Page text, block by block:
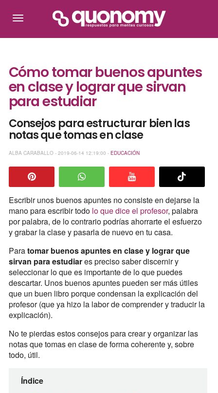
Cómo tomar buenos apuntes
en clase y lograr que sirvan
para estudiar
Consejos para estructurar bien las
notas que tomas en clase
ALBA CARABALLO - 2019-06-14 12:19:00 - EDUCACIÓN
Escribir unos buenos apuntes no consiste en dejarse la
mano para escribir todo lo que dice el profesor, palabra
por palabra, de lo contrario podrías ahorrarte el esfuerzo
y grabar la clase y pasarla de nuevo en tu casa.
Paratomar buenos apuntes en clase y lograr que
sirvan para estudiares preciso saber discernir y
seleccionar lo que es importante de lo que puedes
descartar. Unos buenos apuntes pueden ser más útiles
que un buen libro porque condensan la explicación del
profesor (que ya hizo la labor de comprender y traducir la
explicación).
No te pierdas estos consejos para crear y organizar las
notas que tomas en clase de forma coherente y, sobre
todo, útil.
Índice